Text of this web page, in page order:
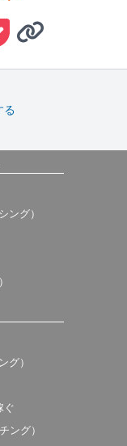
る
ング）
グ）
ぐ
ング）